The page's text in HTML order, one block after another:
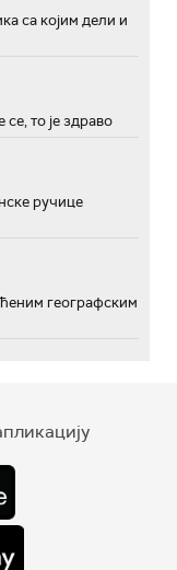
са којим дели и
то је здраво
ручице
географским